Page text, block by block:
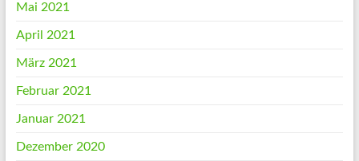
Mai 2021
April 2021
März 2021
Februar 2021
Januar 2021
Dezember 2020